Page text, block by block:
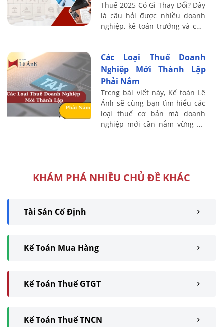
Thuế 2025 Có Gì Thay Đổi? Đây
là câu hỏi được nhiều doanh
nghiệp, kế toán trưởng và chủ
những ...
Các Loại Thuế Doanh
Nghiệp Mới Thành Lập
Phải Nắm
Trong bài viết này, Kế toán Lê
Ánh sẽ cùng bạn tìm hiểu các
loại thuế cơ bản mà doanh
nghiệp mới cần nắm vững để
KHÁM PHÁ NHIỀU CHỦ ĐỀ KHÁC
Tài Sản Cố Định
Kế Toán Mua Hàng
Kế Toán Thuế GTGT
Kế Toán Thuế TNCN